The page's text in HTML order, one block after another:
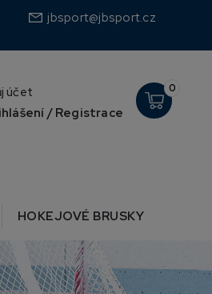
jbsport@jbsport.cz
0
účet
/ Registrace
HOKEJOVÉ BRUSKY